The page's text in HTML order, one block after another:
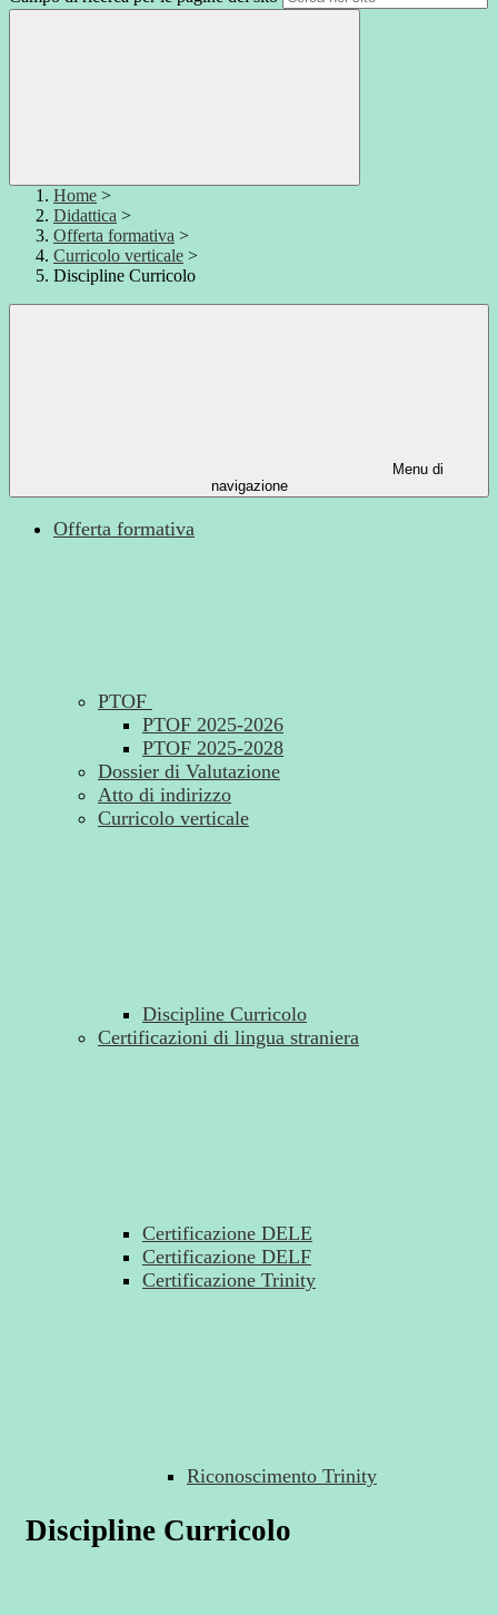
Home >
Didattica >
Offerta formativa >
Curricolo verticale >
Discipline Curricolo
Menu di
navigazione
Offerta formativa
PTOF
PTOF 2025-2026
PTOF 2025-2028
Dossier di Valutazione
Atto di indirizzo
Curricolo verticale
Discipline Curricolo
Certificazioni di lingua straniera
Certificazione DELE
Certificazione DELF
Certificazione Trinity
Riconoscimento Trinity
Discipline Curricolo